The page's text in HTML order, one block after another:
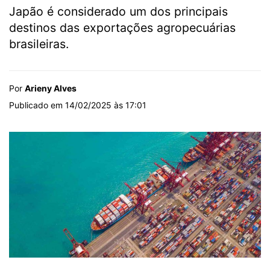
Japão é considerado um dos principais
destinos das exportações agropecuárias
brasileiras.
Por Arieny Alves
Publicado em 14/02/2025 às 17:01